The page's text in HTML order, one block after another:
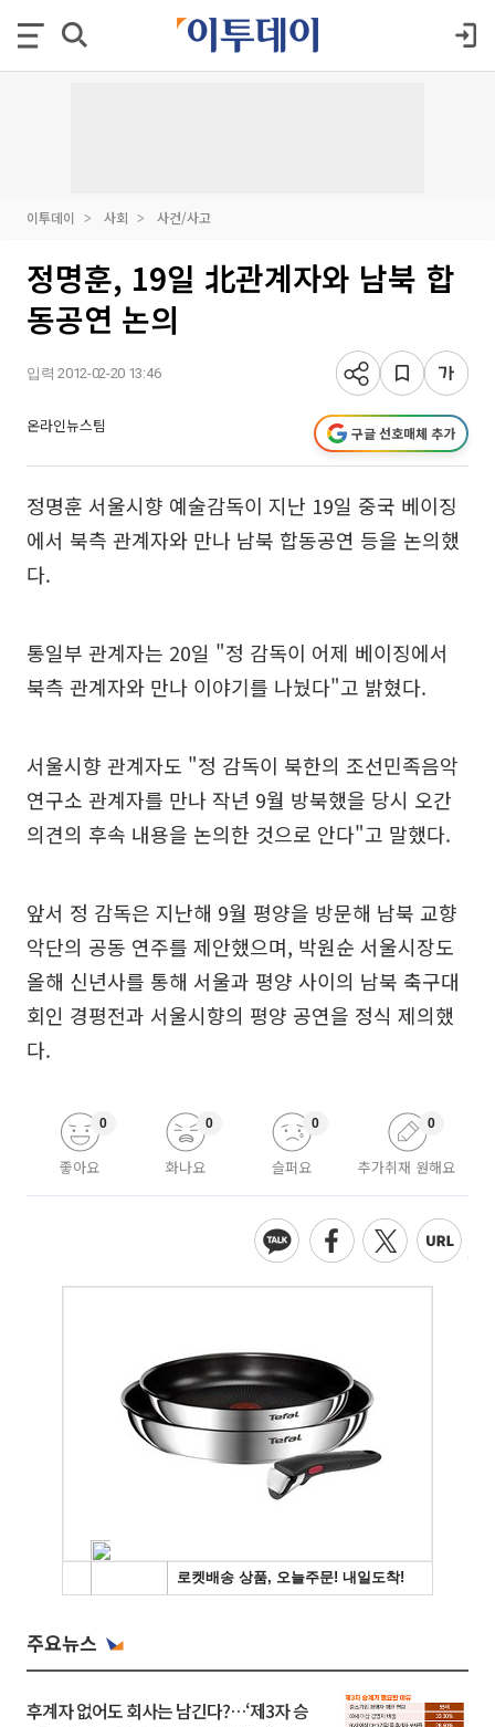
이투데이 사회 사건/사고
정명훈, 19일 北관계자와 남북 합
동공연 논의
입력 2012-02-20 13:46
온라인뉴스팀 구글 선호매체 추가
정명훈 서울시향 예술감독이 지난 19일 중국 베이징
에서 북측 관계자와 만나 남북 합동공연 등을 논의했
다.
통일부 관계자는 20일 "정 감독이 어제 베이징에서
북측 관계자와 만나 이야기를 나눴다"고 밝혔다.
서울시향 관계자도 "정 감독이 북한의 조선민족음악
연구소 관계자를 만나 작년 9월 방북했을 당시 오간
의견의 후속 내용을 논의한 것으로 안다"고 말했다.
앞서 정 감독은 지난해 9월 평양을 방문해 남북 교향
악단의 공동 연주를 제안했으며, 박원순 서울시장도
올해 신년사를 통해 서울과 평양 사이의 남북 축구대
회인 경평전과 서울시향의 평양 공연을 정식 제의했
다.
좋아요
0
화나요
0
슬퍼요
0
추가취재 원해요
0
주요뉴스
후계자 없어도 회사는 남긴다?…‘제3자 승